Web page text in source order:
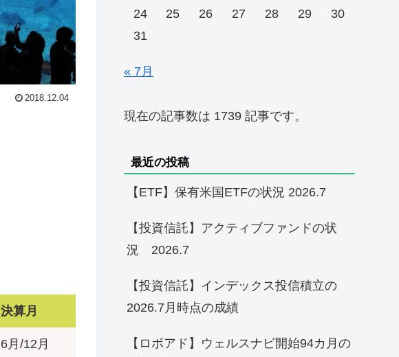
2018.12.04
決算月
6月/12月
24
25 26 27 28 29
30
31
« 7月
現在の記事数は 1739 記事です。
最近の投稿
【ETF】保有米国ETFの状況 2026.7
【投資信託】アクティブファンドの状
況 2026.7
【投資信託】インデックス投信積立の
2026.7月時点の成績
【ロボアド】ウェルスナビ開始94カ月の